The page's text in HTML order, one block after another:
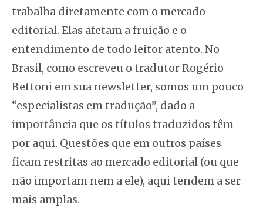
trabalha diretamente com o mercado
editorial. Elas afetam a fruição e o
entendimento de todo leitor atento. No
Brasil, como escreveu o tradutor Rogério
Bettoni em sua newsletter, somos um pouco
“especialistas em tradução”, dado a
importância que os títulos traduzidos têm
por aqui. Questões que em outros países
ficam restritas ao mercado editorial (ou que
não importam nem a ele), aqui tendem a ser
mais amplas.